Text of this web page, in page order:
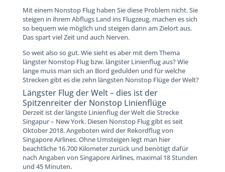
Mit einem Nonstop Flug haben Sie diese Problem nicht. Sie
steigen in ihrem Abflugs Land ins Flugzeug, machen es sich
so bequem wie möglich und steigen dann am Zielort aus.
Das spart viel Zeit und auch Nerven.
So weit also so gut. Wie sieht es aber mit dem Thema
längster Nonstop Flug bzw. längster Linienflug aus? Wie
lange muss man sich an Bord gedulden und für welche
Strecken gibt es die zehn längsten Nonstop Flüge der Welt?
Längster Flug der Welt – dies ist der
Spitzenreiter der Nonstop Linienflüge
Derzeit ist der längste Linienflug der Welt die Strecke
Singapur – New York. Diesen Nonstop Flug gibt es seit
Oktober 2018. Angeboten wird der Rekordflug von
Singapore Airlines. Ohne Umsteigen legt man hier
beachtliche 16.700 Kilometer zurück und benötigt dafür
nach Angaben von Singapore Airlines, maximal 18 Stunden
und 45 Minuten.